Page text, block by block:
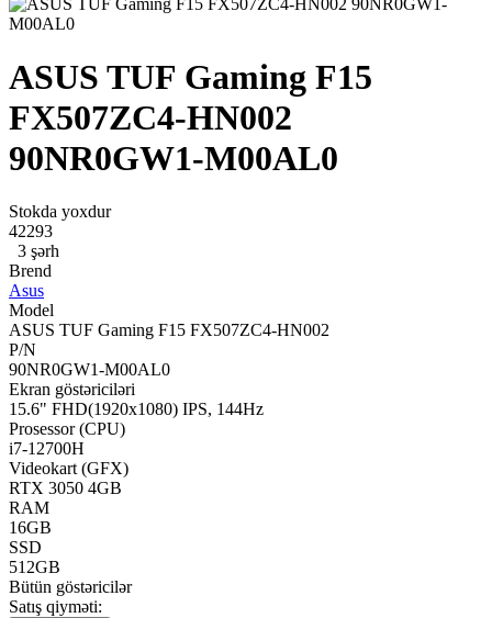
ASUS TUF Gaming F15
FX507ZC4-HN002
90NR0GW1-M00AL0
Stokda yoxdur
42293
3 şərh
Brend
Asus
Model
ASUS TUF Gaming F15 FX507ZC4-HN002
P/N
90NR0GW1-M00AL0
Ekran göstəriciləri
15.6" FHD(1920x1080) IPS, 144Hz
Prosessor (CPU)
i7-12700H
Videokart (GFX)
RTX 3050 4GB
RAM
16GB
SSD
512GB
Bütün göstəricilər
Satış qiyməti: